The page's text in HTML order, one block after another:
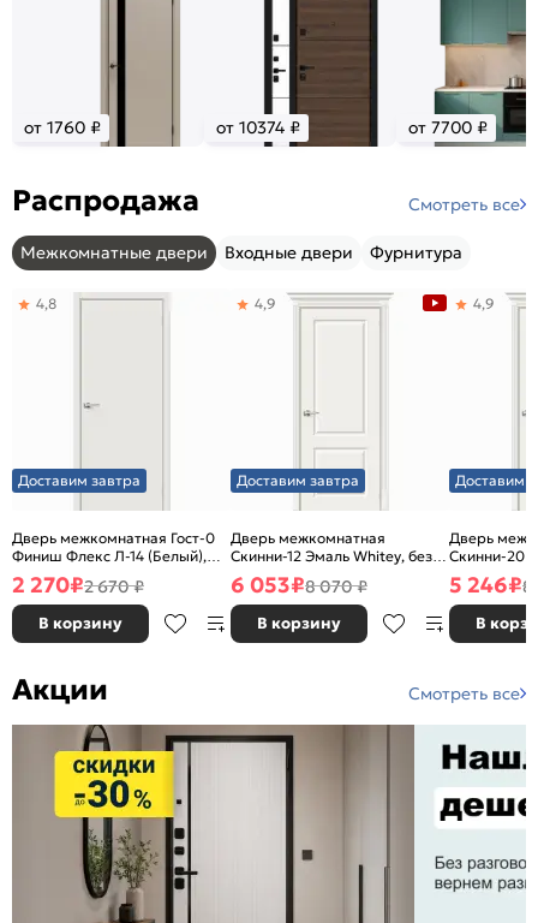
от 1760 ₽ от 10374 ₽ от 7700 ₽
Распродажа Смотреть все
Межкомнатные двери Входные двери Фурнитура
Доставим завтра
Дверь межкомнатная Гост-0
Финиш Флекс Л-14 (Белый),
глухая, каркасно-щитовая
4,8
2 270₽2 670 ₽
В корзину
Доставим завтра
Дверь межкомнатная
Скинни-12 Эмаль Whitey, без
декора, глухая, без стекла,
без кромки, скиновая
4,9
6 053₽8 070 ₽
В корзину
Доставим
Дверь
Скинни-20
декора,
без кромки,
4,9
5 246₽8
В
Акции Смотреть все